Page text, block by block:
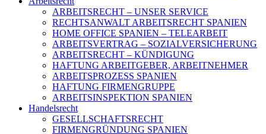
ARBEITSRECHT – UNSER SERVICE
RECHTSANWALT ARBEITSRECHT SPANIEN
HOME OFFICE SPANIEN – TELEARBEIT
ARBEITSVERTRAG – SOZIALVERSICHERUNG
ARBEITSRECHT – KÜNDIGUNG
HAFTUNG ARBEITGEBER, ARBEITNEHMER
ARBEITSPROZESS SPANIEN
HAFTUNG FIRMENGRUPPE
ARBEITSINSPEKTION SPANIEN
Handelsrecht
GESELLSCHAFTSRECHT
FIRMENGRÜNDUNG SPANIEN